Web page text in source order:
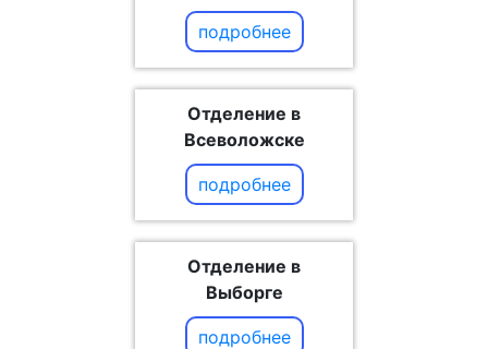
подробнее
Отделение в
Всеволожске
подробнее
Отделение в
Выборге
подробнее